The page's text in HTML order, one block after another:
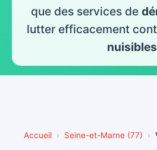
que des services de
lutter efficacement
nuisibles
Accueil Seine-et-Marne (77)